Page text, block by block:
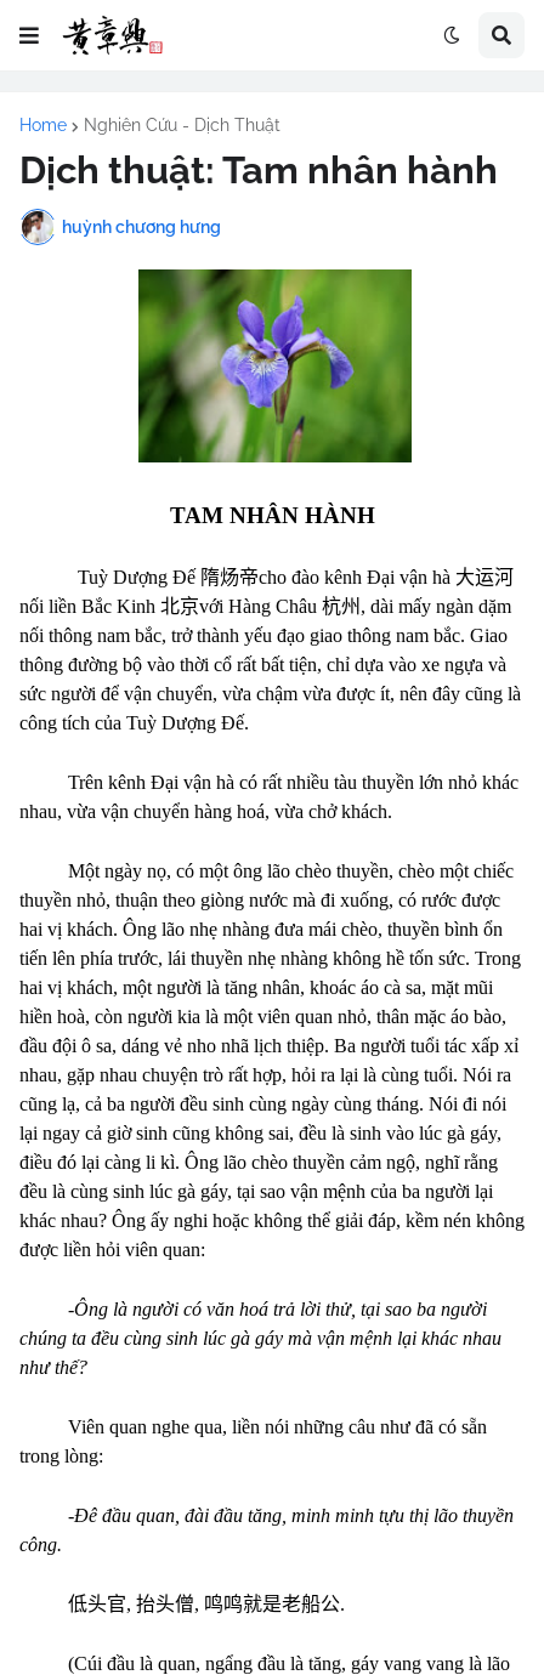
Home Nghiên Cứu - Dịch Thuật
Dịch thuật: Tam nhân hành
huỳnh chương hưng
TAM NHÂN HÀNH
Tuỳ Dượng Đế 隋炀帝cho đào kênh Đại vận hà 大运河
nối liền Bắc Kinh 北京với Hàng Châu 杭州 , dài mấy ngàn dặm
nối thông nam bắc, trở thành yếu đạo giao thông nam bắc. Giao
thông đường bộ vào thời cổ rất bất tiện, chỉ dựa vào xe ngựa và
sức người để vận chuyển, vừa chậm vừa được ít, nên đây cũng là
công tích của Tuỳ Dượng Đế.
Trên kênh Đại vận hà có rất nhiều tàu thuyền lớn nhỏ khác
nhau, vừa vận chuyển hàng hoá, vừa chở khách.
Một ngày nọ, có một ông lão chèo thuyền, chèo một chiếc
thuyền nhỏ, thuận theo giòng nước mà đi xuống, có rước được
hai vị khách. Ông lão nhẹ nhàng đưa mái chèo, thuyền bình ổn
tiến lên phía trước, lái thuyền nhẹ nhàng không hề tốn sức. Trong
hai vị khách, một người là tăng nhân, khoác áo cà sa, mặt mũi
hiền hoà, còn người kia là một viên quan nhỏ, thân mặc áo bào,
đầu đội ô sa, dáng vẻ nho nhã lịch thiệp. Ba người tuổi tác xấp xỉ
nhau, gặp nhau chuyện trò rất hợp, hỏi ra lại là cùng tuổi. Nói ra
cũng lạ, cả ba người đều sinh cùng ngày cùng tháng. Nói đi nói
lại ngay cả giờ sinh cũng không sai, đều là sinh vào lúc gà gáy,
điều đó lại càng li kì. Ông lão chèo thuyền cảm ngộ, nghĩ rằng
đều là cùng sinh lúc gà gáy, tại sao vận mệnh của ba người lại
khác nhau? Ông ấy nghi hoặc không thể giải đáp, kềm nén không
được liền hỏi viên quan:
-Ông là người có văn hoá trả lời thử, tại sao ba người
chúng ta đều cùng sinh lúc gà gáy mà vận mệnh lại khác nhau
như thế?
Viên quan nghe qua, liền nói những câu như đã có sẵn
trong lòng:
-Đê đầu quan, đài đầu tăng, minh minh tựu thị lão thuyền
công.
低头官, 抬头僧, 鸣鸣就是老船公.
(Cúi đầu là quan, ngẩng đầu là tăng, gáy vang vang là lão